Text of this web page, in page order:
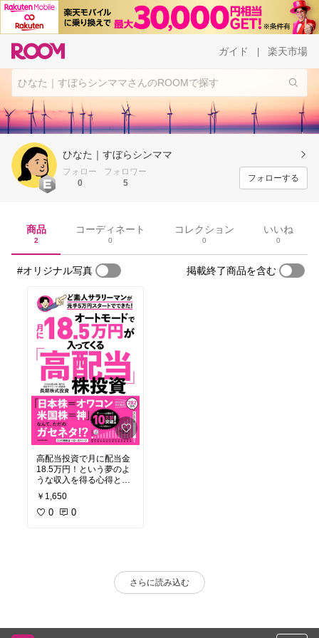
ガイド 楽天市場
ひなた｜すぼらシンママ
フォロー
0
フォロワー
5
フォローする
商品
2
コーディネート
0
コレクション
0
いいね
0
#オリジナル写真 掲載終了商品を含む
高配当投資で月に配当金
18.5万円！という夢のよ
うな収入を得る心得と具
体的な銘柄が紹介されて
います！
私も実践中！
￥1,650
0 0
さらに読み込む